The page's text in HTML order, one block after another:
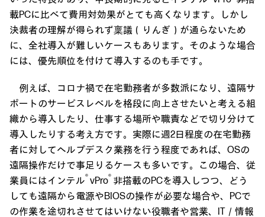
載PCに比べて費用対効果がとても高くなります。しかし
決裁者の理解が得られず稟議（りんぎ）が通らないため
に、全社導入が難しいケースもあります。そのような場合
には、優先順位を付けて導入するのも手です。
例えば、コロナ禍で在宅勤務者が多数派になり、遠隔サ
ポートのサービスレベルを格段に向上させたいと考える組
織から導入したり、仕事する場所や職責などで切り分けて
導入したりする考え方です。実際に週2日程度の在宅勤務
者に対してヘルプデスク業務を行う程度であれば、OSの
遠隔操作だけで事足りるケースも多いです。この場合、従
業員にはインテル®vPro® 非搭載のPCを導入しつつ、どう
しても遠隔から電源やBIOSの操作が必要な場合や、PCで
の作業を途切れさせてはいけない役職者や営業、IT／情報